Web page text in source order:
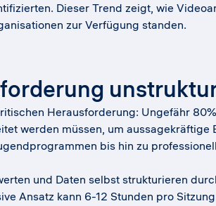
Dieser Trend zeigt, wie
zur Verfügung standen.
Herausforderung: Ungefähr
werden müssen, um
bis hin zu
und Daten selbst strukturieren
Ansatz kann 6-12 Stunden pro